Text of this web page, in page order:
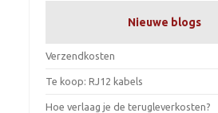
Nieuwe blogs
Verzendkosten
Te koop: RJ12 kabels
Hoe verlaag je de terugleverkosten?